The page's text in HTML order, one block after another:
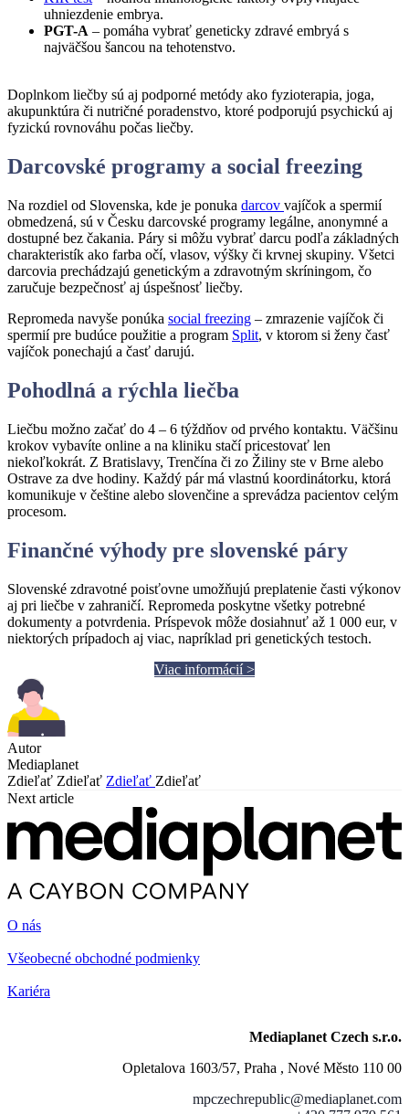
uhniezdenie embrya.
PGT-A – pomáha vybrať geneticky zdravé embryá s
najväčšou šancou na tehotenstvo.
Doplnkom liečby sú aj podporné metódy ako fyzioterapia, joga,
akupunktúra či nutričné poradenstvo, ktoré podporujú psychickú aj
fyzickú rovnováhu počas liečby.
Darcovské programy a social freezing
Na rozdiel od Slovenska, kde je ponuka darcov vajíčok a spermií
obmedzená, sú v Česku darcovské programy legálne, anonymné a
dostupné bez čakania. Páry si môžu vybrať darcu podľa základných
charakteristík ako farba očí, vlasov, výšky či krvnej skupiny. Všetci
darcovia prechádzajú genetickým a zdravotným skríningom, čo
zaručuje bezpečnosť aj úspešnosť liečby.
Repromeda navyše ponúka social freezing – zmrazenie vajíčok či
spermií pre budúce použitie a program Split, v ktorom si ženy časť
vajíčok ponechajú a časť darujú.
Pohodlná a rýchla liečba
Liečbu možno začať do 4 – 6 týždňov od prvého kontaktu. Väčšinu
krokov vybavíte online a na kliniku stačí pricestovať len
niekoľkokrát. Z Bratislavy, Trenčína či zo Žiliny ste v Brne alebo
Ostrave za dve hodiny. Každý pár má vlastnú koordinátorku, ktorá
komunikuje v češtine alebo slovenčine a sprevádza pacientov celým
procesom.
Finančné výhody pre slovenské páry
Slovenské zdravotné poisťovne umožňujú preplatenie časti výkonov
aj pri liečbe v zahraničí. Repromeda poskytne všetky potrebné
dokumenty a potvrdenia. Príspevok môže dosiahnuť až 1 000 eur, v
niektorých prípadoch aj viac, napríklad pri genetických testoch.
Viac informácií >
Autor
Mediaplanet
Zdieľať Zdieľať Zdieľať Zdieľať
Next article
O nás
Všeobecné obchodné podmienky
Kariéra
Mediaplanet Czech s.r.o.
Opletalova 1603/57, Praha , Nové Město 110 00
mpczechrepublic@mediaplanet.com